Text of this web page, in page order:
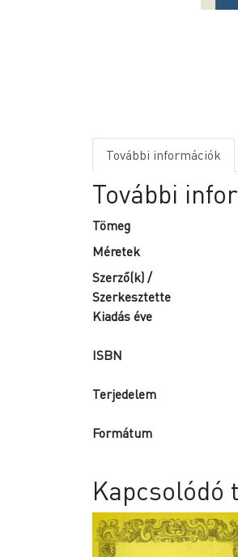
További információk
További
Tömeg
Méretek
Szerző(k) /
Szerkesztette
Kiadás éve
ISBN
Terjedelem
Formátum
Kapcsolódó